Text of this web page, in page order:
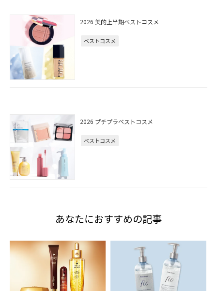
2026 美的上半期ベストコスメ
ベストコスメ
2026 プチプラベストコスメ
ベストコスメ
あなたにおすすめの記事